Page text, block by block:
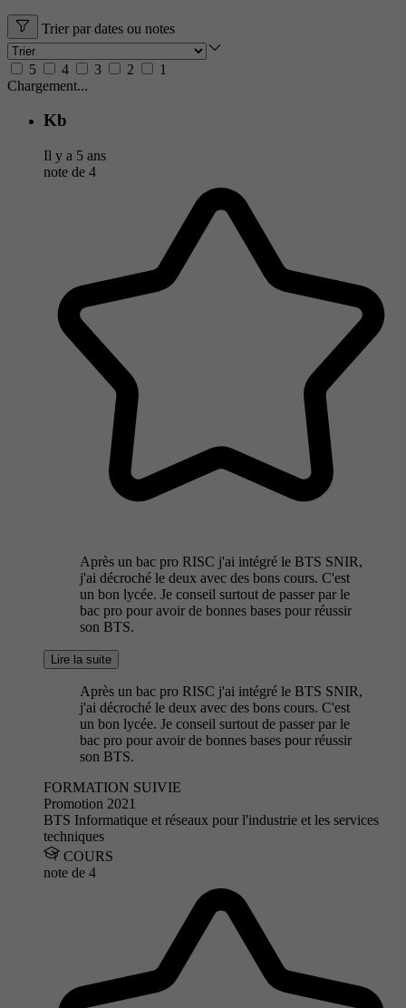
Trier par dates ou notes
5 4 3 2
1
Chargement...
Kb
Il y a 5 ans
note de 4
Après un bac pro RISC j'ai intégré le BTS SNIR,
j'ai décroché le deux avec des bons cours. C'est
un bon lycée. Je conseil surtout de passer par le
bac pro pour avoir de bonnes bases pour réussir
son BTS.
Lire la suite
Après un bac pro RISC j'ai intégré le BTS SNIR,
j'ai décroché le deux avec des bons cours. C'est
un bon lycée. Je conseil surtout de passer par le
bac pro pour avoir de bonnes bases pour réussir
son BTS.
FORMATION SUIVIE
Promotion 2021
BTS Informatique et réseaux pour l'industrie et les services
techniques
COURS
note de 4